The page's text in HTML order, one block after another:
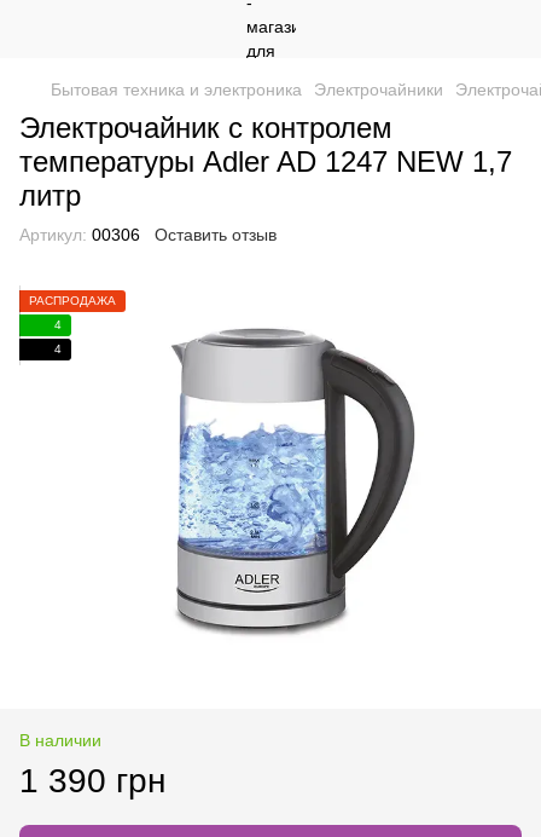
Бытовая техника и электроника Электрочайники
Электрочайник с контролем
температуры Adler AD 1247 NEW 1,7
литр
Артикул: 00306 Оставить отзыв
РАСПРОДАЖА
4
4
В наличии
1 390 грн